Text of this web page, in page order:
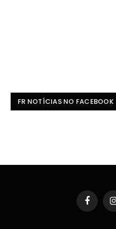
FR NOTÍCIAS NO FACEBOOK
Facebook